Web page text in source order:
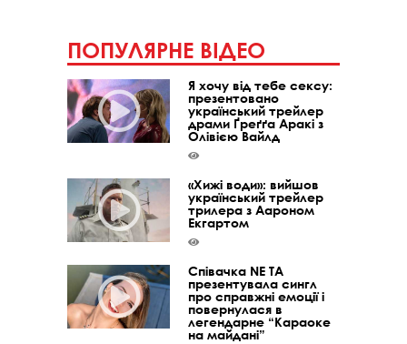
ПОПУЛЯРНЕ ВІДЕО
Я хочу від тебе сексу:
презентовано
український трейлер
драми Ґреґґа Аракі з
Олівією Вайлд
«Хижі води»: вийшов
український трейлер
трилера з Аароном
Екгартом
Співачка NE TA
презентувала сингл
про справжні емоції і
повернулася в
легендарне “Караоке
на майдані”